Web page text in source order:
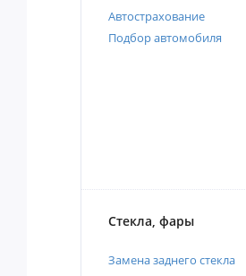
Автострахование
Подбор автомобиля
Стекла, фары
Замена заднего стекла